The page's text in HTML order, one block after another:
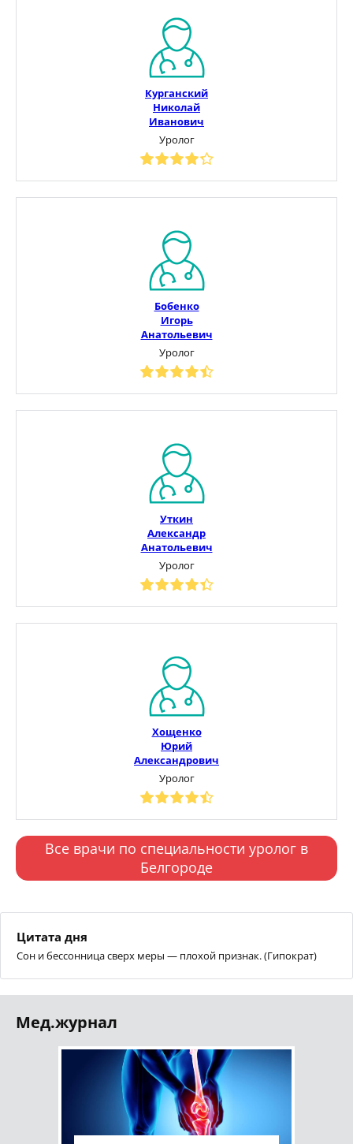
Курганский
Николай
Иванович
Уролог
Бобенко
Игорь
Анатольевич
Уролог
Уткин
Александр
Анатольевич
Уролог
Хощенко
Юрий
Александрович
Уролог
Все врачи по специальности уролог в
Белгороде
Цитата дня
Сон и бессонница сверх меры — плохой признак. (Гипократ)
Мед.журнал